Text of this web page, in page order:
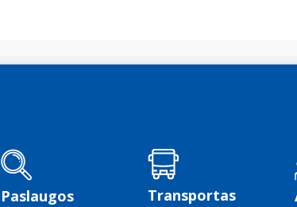
Paslaugos Transportas